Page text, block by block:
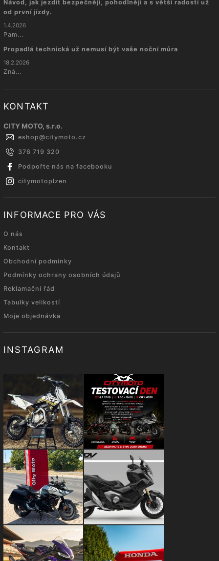
Návod, jak jezdit bezpečněji, pohodlněji a s větší radostí už
od první jízdy.
1.4.2026
Pam...
Propadlá technická už nemusí být vaše noční můra
18.2.2026
Zná...
KONTAKT
CITY MOTO, s.r.o.
eshop@citymoto.cz
376 719 320
Podpořte nás na facebooku
citymotoplzen
INFORMACE PRO VÁS
O nás
Kontakt
Obchodní podmínky
Podmínky ochrany osobních údajů
Reklamační řád
Tabulky velikostí
Moje objednávka
INSTAGRAM